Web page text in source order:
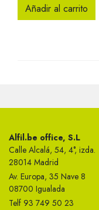
Añadir al carrito
Alfil.be office, S.L
Calle Alcalá, 54, 4°, izda.
28014 Madrid
Av. Europa, 35 Nave 8
08700 Igualada
Telf 93 749 50 23